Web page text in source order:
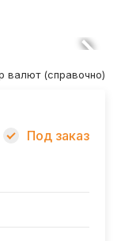
валют (справочно)
Под заказ